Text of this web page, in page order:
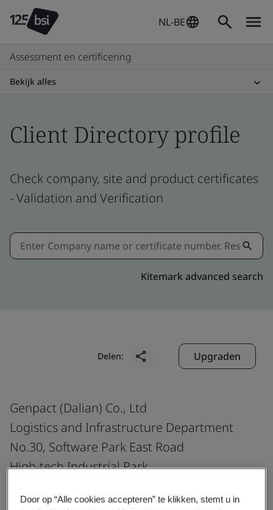
NL-BE
Assessment en certificering
Bekijk alles
Client Directory profile
Check company, site and product certificates
- Validation and Verification
Kitemark advanced search
Delen: Upgraden
Genpact (Dalian) Co., Ltd
Logistics and Infrastructure Department
No.30, Software Park East Road
High-tech Industrial Park
Liaoning Province
Door op “Alle cookies accepteren” te klikken, stemt u in